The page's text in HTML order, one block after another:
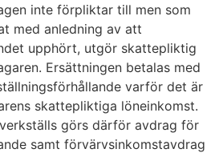
inte förpliktar till men som
med anledning av att
upphört, utgör skattepliktig
Ersättningen betalas med
varför det är
skattepliktiga löneinkomst.
görs därför avdrag för
samt förvärvsinkomstavdrag